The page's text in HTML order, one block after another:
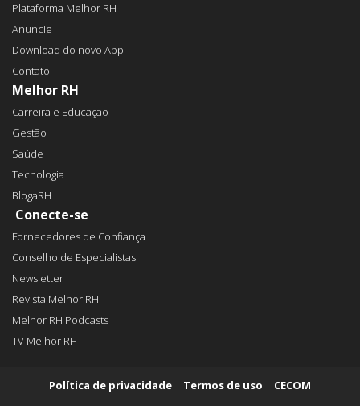
Plataforma Melhor RH
Anuncie
Download do novo App
Contato
Melhor RH
Carreira e Educação
Gestão
Saúde
Tecnologia
BlogaRH
Conecte-se
Fornecedores de Confiança
Conselho de Especialistas
Newsletter
Revista Melhor RH
Melhor RH Podcasts
TV Melhor RH
Política de privacidade Termos de uso CECOM